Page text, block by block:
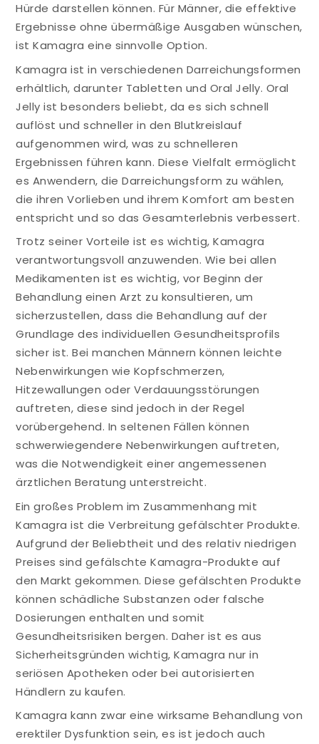
Hürde darstellen können. Für Männer, die effektive
Ergebnisse ohne übermäßige Ausgaben wünschen,
ist Kamagra eine sinnvolle Option.
Kamagra ist in verschiedenen Darreichungsformen
erhältlich, darunter Tabletten und Oral Jelly. Oral
Jelly ist besonders beliebt, da es sich schnell
auflöst und schneller in den Blutkreislauf
aufgenommen wird, was zu schnelleren
Ergebnissen führen kann. Diese Vielfalt ermöglicht
es Anwendern, die Darreichungsform zu wählen,
die ihren Vorlieben und ihrem Komfort am besten
entspricht und so das Gesamterlebnis verbessert.
Trotz seiner Vorteile ist es wichtig, Kamagra
verantwortungsvoll anzuwenden. Wie bei allen
Medikamenten ist es wichtig, vor Beginn der
Behandlung einen Arzt zu konsultieren, um
sicherzustellen, dass die Behandlung auf der
Grundlage des individuellen Gesundheitsprofils
sicher ist. Bei manchen Männern können leichte
Nebenwirkungen wie Kopfschmerzen,
Hitzewallungen oder Verdauungsstörungen
auftreten, diese sind jedoch in der Regel
vorübergehend. In seltenen Fällen können
schwerwiegendere Nebenwirkungen auftreten,
was die Notwendigkeit einer angemessenen
ärztlichen Beratung unterstreicht.
Ein großes Problem im Zusammenhang mit
Kamagra ist die Verbreitung gefälschter Produkte.
Aufgrund der Beliebtheit und des relativ niedrigen
Preises sind gefälschte Kamagra-Produkte auf
den Markt gekommen. Diese gefälschten Produkte
können schädliche Substanzen oder falsche
Dosierungen enthalten und somit
Gesundheitsrisiken bergen. Daher ist es aus
Sicherheitsgründen wichtig, Kamagra nur in
seriösen Apotheken oder bei autorisierten
Händlern zu kaufen.
Kamagra kann zwar eine wirksame Behandlung von
erektiler Dysfunktion sein, es ist jedoch auch